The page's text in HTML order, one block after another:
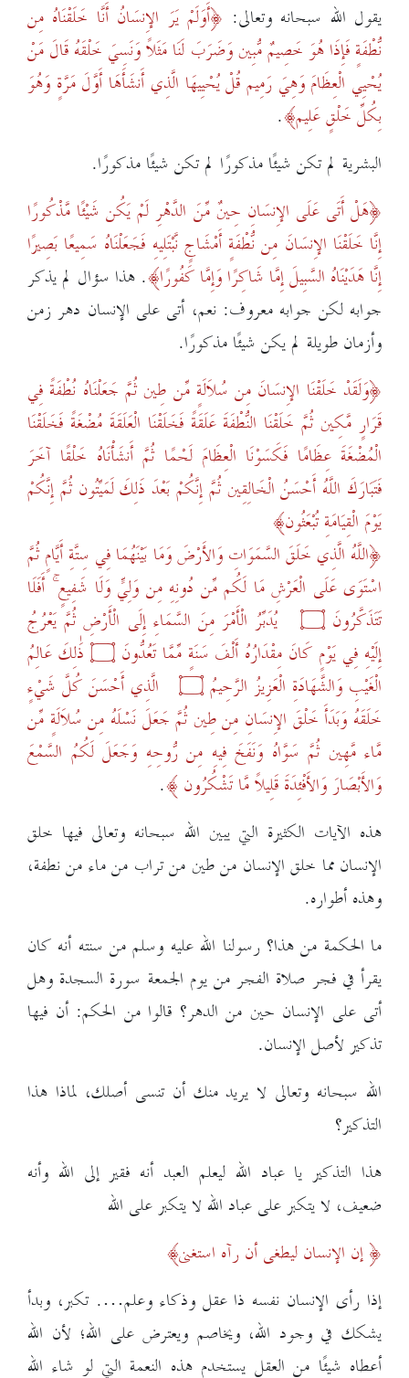
يقول الله سبحانه وتعالى:
أَوَلَمْ يَرَ الإِنسَانُ أَنَّا خَلَقْنَاهُ مِن
نُّطْفَةٍ فَإِذَا هُوَ خَصِيمٌ مُّبِين وَضَرَبَ لَنَا مَثَلاً وَنَسِيَ خَلْقَهُ قَالَ مَنْ
يُحْيِي الْعِظَامَ وَهِيَ رَمِيم قُلْ يُحْيِيهَا الَّذِي أَنشَأَهَا أَوَّلَ مَرَّةٍ وَهُوَ
بِكُلِّ خَلْقٍ عَلِيم .
البشرية لم تكن شيئًا مذكورًا لم تكن شيئًا مذكورًا.
هَلْ أَتَى عَلَى الإِنسَانِ حِينٌ مِّنَ الدَّهْرِ لَمْ يَكُن شَيْئًا مَّذْكُورًا
إِنَّا خَلَقْنَا الإِنسَانَ مِن نُّطْفَةٍ أَمْشَاجٍ نَّبْتَلِيهِ فَجَعَلْنَاهُ سَمِيعًا بَصِيرًا
إِنَّا هَدَيْنَاهُ السَّبِيلَ إِمَّا شَاكِرًا وَإِمَّا كَفُورًا . هذا سؤال لم يذكر
جوابه لكن جوابه معروف: نعم، أتى على الإنسان دهر زمن
وأزمان طويلة لم يكن شيئًا مذكورًا.
وَلَقَدْ خَلَقْنَا الإِنسَانَ مِن سُلاَلَةٍ مِّن طِين ثُمَّ جَعَلْنَاهُ نُطْفَةً فِي
قَرَارٍ مَّكِين ثُمَّ خَلَقْنَا النُّطْفَةَ عَلَقَةً فَخَلَقْنَا الْعَلَقَةَ مُضْغَةً فَخَلَقْنَا
الْمُضْغَةَ عِظَامًا فَكَسَوْنَا الْعِظَامَ لَحْمًا ثُمَّ أَنشَأْنَاهُ خَلْقًا آخَرَ
فَتَبَارَكَ اللَّهُ أَحْسَنُ الْخَالِقِين ثُمَّ إِنَّكُمْ بَعْدَ ذَلِكَ لَمَيِّتُون ثُمَّ إِنَّكُمْ
يَوْمَ الْقِيَامَةِ تُبْعَثُون
اللَّهُ الَّذِي خَلَقَ السَّمَوَاتِ وَالأَرْضَ وَمَا بَيْنَهُمَا فِي سِتَّةِ أَيَّامٍ ثُمَّ
اسْتَوَى عَلَى الْعَرْشِ مَا لَكُم مِّن دُونِهِ مِن وَلِيٍّ وَلَا شَفِيعٍ ۚ أَفَلَا
تَتَذَكَّرُونَ ۝
يُدَبِّرُ الْأَمْرَ مِنَ السَّمَاءِ إِلَى الْأَرْضِ ثُمَّ يَعْرُجُ
إِلَيْهِ فِي يَوْمٍ كَانَ مِقْدَارُهُ أَلْفَ سَنَةٍ مِّمَّا تَعُدُّونَ ۝ ذَٰلِكَ عَالِمُ
الْغَيْبِ وَالشَّهَادَةِ الْعَزِيزُ الرَّحِيمُ۝
الَّذِي أَحْسَنَ كُلَّ شَيْءٍ
خَلَقَهُ وَبَدَأَ خَلْقَ الإِنسَانِ مِن طِين ثُمَّ جَعَلَ نَسْلَهُ مِن سُلاَلَةٍ مِّن
مَّاء مَّهِين ثُمَّ سَوَّاهُ وَنَفَخَ فِيهِ مِن رُّوحِهِ وَجَعَلَ لَكُمُ السَّمْعَ
وَالأَبْصَارَ وَالأَفْئِدَةَ قَلِيلاً مَّا تَشْكُرُون
.
هذه الآيات الكثيرة التي يبين الله سبحانه وتعالى فيها خلق
الإنسان مما خلق الإنسان من طين من تراب من ماء من نطفة،
وهذه أطواره.
ما الحكمة من هذا؟ رسولنا الله عليه وسلم من سنته أنه كان
يقرأ في فجر صلاة الفجر من يوم الجمعة سورة السجدة وهل
أتى على الإنسان حين من الدهر؟ قالوا من الحكم: أن فيها
تذكير لأصل الإنسان.
الله سبحانه وتعالى لا يريد منك أن تنسى أصلك، لماذا هذا
التذكير؟
هذا التذكير يا عباد الله ليعلم العبد أنه فقير إلى الله وأنه
ضعيف، لا يتكبر على عباد الله لا يتكبر على الله
إن الإنسان ليطغى أن رآه استغنى
إذا رأى الإنسان نفسه ذا عقل وذكاء وعلم…. تكبر، وبدأ
يشكك في وجود الله، ويخاصم ويعترض على الله؛ لأن الله
أعطاه شيئًا من العقل يستخدم هذه النعمة التي لو شاء الله